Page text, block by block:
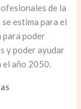
de la
estima para el
para poder
y poder ayudar
el año 2050.